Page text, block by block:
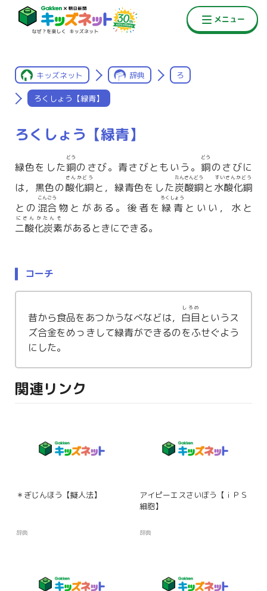
キッズネット 辞典 ろ
ろくしょう【緑青】
ろくしょう【緑青】
緑色をした銅
どう
のさび。青さびともいう。 銅
どう
のさびに
は，黒色の酸化銅
さんかどう
と，緑青色をした炭酸銅
たんさんどう
と水酸化銅
すいさんかどう
との 混合
こんごう
物とがある。後者を 緑青
ろくしょう
といい，水と
二酸化炭素
にさんかたんそ
があるときにできる。
コーチ
昔から食品をあつかうなべなどは， 白目
しろめ
というス
ズ合金をめっきして緑青ができるのをふせぐよう
にした。
関連リンク
＊ぎじんほう【擬人法】
辞典
アイピーエスさいぼう【ｉＰＳ
細胞】
辞典